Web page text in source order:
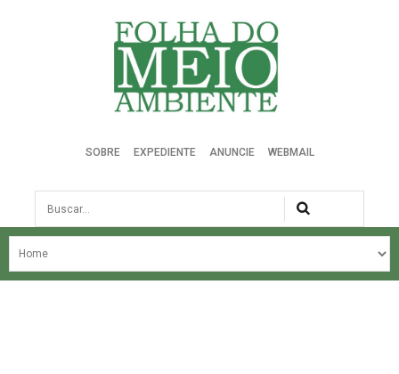
Folha do Meio Ambiente
SOBRE EXPEDIENTE ANUNCIE WEBMAIL
Busca
NOSSA HISTÓRIA